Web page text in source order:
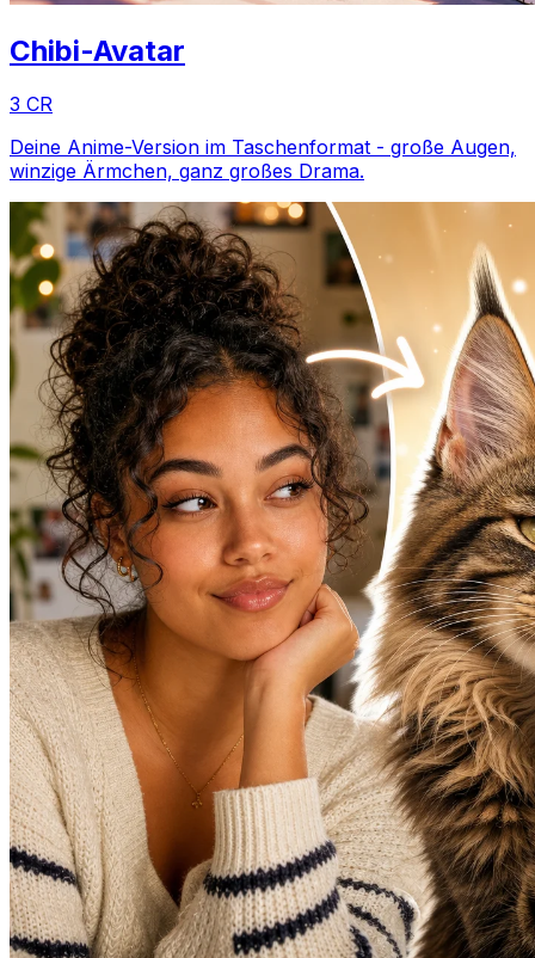
Chibi-Avatar
3 CR
Deine Anime-Version im Taschenformat - große Augen,
winzige Ärmchen, ganz großes Drama.